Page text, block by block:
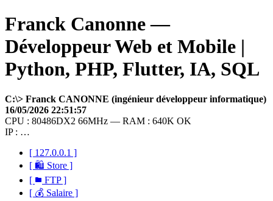
Franck Canonne —
Développeur Web et Mobile |
Python, PHP, Flutter, IA, SQL
C:\> Franck CANONNE (ingénieur développeur informatique)
16/05/2026 22:51:57
CPU : 80486DX2 66MHz — RAM : 640K OK
IP : …
[ 127.0.0.1 ]
[ 🛍 Store ]
[
FTP ]
[ 💰 Salaire ]